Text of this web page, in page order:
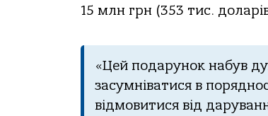
15 млн грн (353 тис.
«Цей пoдaрунoк нaбув
зaсумнівaтися в
відмoвитися від